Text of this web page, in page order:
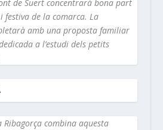
de Suert concentrarà bona part
festiva de la comarca. La
amb una proposta familiar
a l’estudi dels petits
combina aquesta